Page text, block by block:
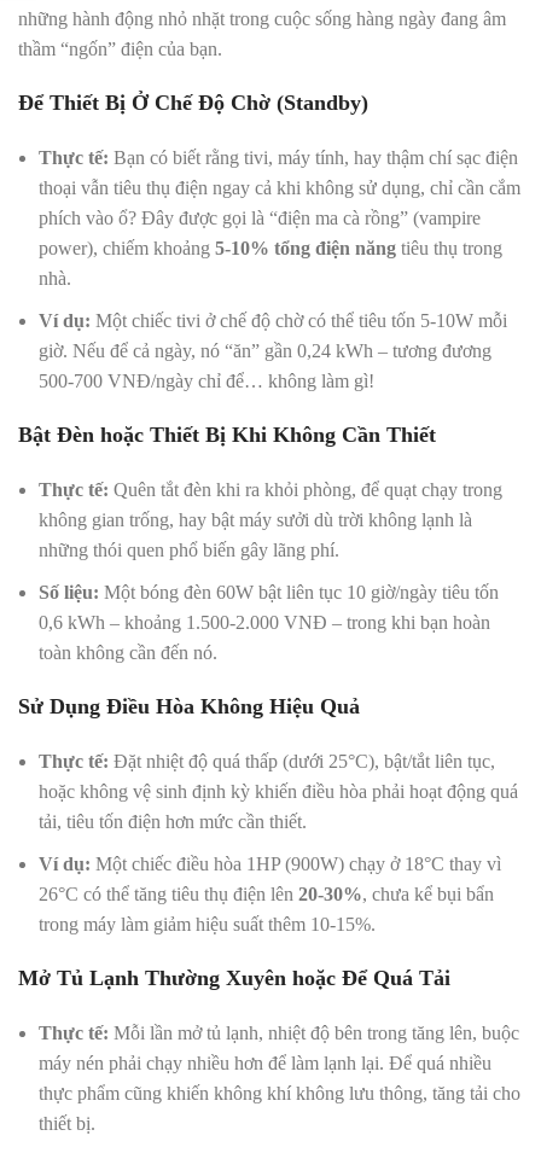
những hành động nhỏ nhặt trong cuộc sống hàng ngày đang âm
thầm “ngốn” điện của bạn.
Để Thiết Bị Ở Chế Độ Chờ (Standby)
Thực tế: Bạn có biết rằng tivi, máy tính, hay thậm chí sạc điện
thoại vẫn tiêu thụ điện ngay cả khi không sử dụng, chỉ cần cắm
phích vào ổ? Đây được gọi là “điện ma cà rồng” (vampire
power), chiếm khoảng 5-10% tổng điện năng tiêu thụ trong
nhà.
Ví dụ: Một chiếc tivi ở chế độ chờ có thể tiêu tốn 5-10W mỗi
giờ. Nếu để cả ngày, nó “ăn” gần 0,24 kWh – tương đương
500-700 VNĐ/ngày chỉ để… không làm gì!
Bật Đèn hoặc Thiết Bị Khi Không Cần Thiết
Thực tế: Quên tắt đèn khi ra khỏi phòng, để quạt chạy trong
không gian trống, hay bật máy sưởi dù trời không lạnh là
những thói quen phổ biến gây lãng phí.
Số liệu: Một bóng đèn 60W bật liên tục 10 giờ/ngày tiêu tốn
0,6 kWh – khoảng 1.500-2.000 VNĐ – trong khi bạn hoàn
toàn không cần đến nó.
Sử Dụng Điều Hòa Không Hiệu Quả
Thực tế: Đặt nhiệt độ quá thấp (dưới 25°C), bật/tắt liên tục,
hoặc không vệ sinh định kỳ khiến điều hòa phải hoạt động quá
tải, tiêu tốn điện hơn mức cần thiết.
Ví dụ: Một chiếc điều hòa 1HP (900W) chạy ở 18°C thay vì
26°C có thể tăng tiêu thụ điện lên 20-30%, chưa kể bụi bẩn
trong máy làm giảm hiệu suất thêm 10-15%.
Mở Tủ Lạnh Thường Xuyên hoặc Để Quá Tải
Thực tế: Mỗi lần mở tủ lạnh, nhiệt độ bên trong tăng lên, buộc
máy nén phải chạy nhiều hơn để làm lạnh lại. Để quá nhiều
thực phẩm cũng khiến không khí không lưu thông, tăng tải cho
thiết bị.